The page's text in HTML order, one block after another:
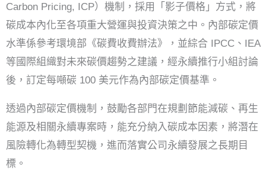
Carbon Pricing, ICP） 機制，採用「影子價格」方式，將
碳成本內化至各項重大營運與投資決策之中。內部碳定價
水準係參考環境部《碳費收費辦法》，並綜合 IPCC、IEA
等國際組織對未來碳價趨勢之建議，經永續推行小組討論
後，訂定每噸碳 100 美元作為內部碳定價基準。
透過內部碳定價機制，鼓勵各部門在規劃節能減碳、再生
能源及相關永續專案時，能充分納入碳成本因素，將潛在
風險轉化為轉型契機，進而落實公司永續發展之長期目
標。